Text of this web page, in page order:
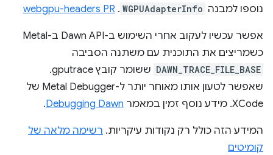
נוספו למבנה WGPUAdapterInfo
.
webgpu-headers PR
אפשר עכשיו לעקוב אחרי השימוש ב-Dawn API ב-Metal
כשמריצים את התוכנית עם משתנה הסביבה
DAWN_TRACE_FILE_BASE
ששומר קובץ ‎ .gputrace
שאפשר לטעון אותו מאוחר יותר ל-Metal Debugger של
XCode. מידע נוסף זמין במאמר
Debugging Dawn
.
המידע הזה כולל רק נקודות עיקריות. רשימה מלאה של
קומיטים